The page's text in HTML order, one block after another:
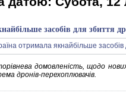
засобів для збиття
домовленість, щодо
дронів-перехоплювачів.